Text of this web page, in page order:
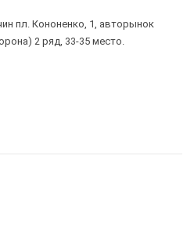
пл. Кононенко, 1, авторынок
2 ряд, 33-35 место.